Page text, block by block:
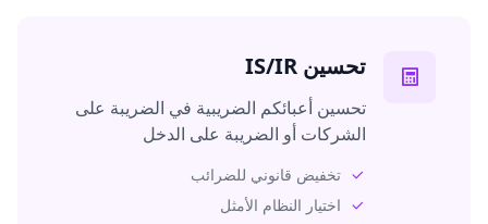
تحسين IS/IR
تحسين أعبائكم الضريبية في الضريبة على
الشركات أو الضريبة على الدخل
تخفيض قانوني للضرائب
اختيار النظام الأمثل